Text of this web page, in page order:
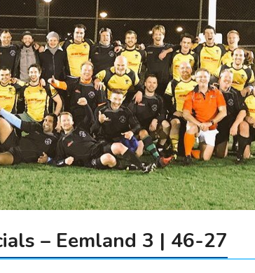
– Eemland 3 | 46-27